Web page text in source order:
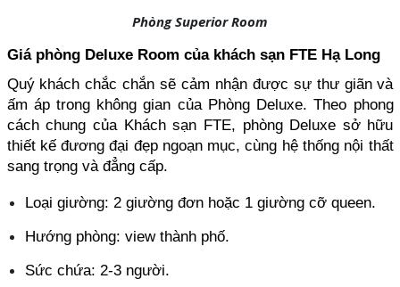
Phòng Superior Room
Giá phòng Deluxe Room của khách sạn FTE Hạ Long
Quý khách chắc chắn sẽ cảm nhận được sự thư giãn và
ấm áp trong không gian của Phòng Deluxe. Theo phong
cách chung của Khách sạn FTE, phòng Deluxe sở hữu
thiết kế đương đại đẹp ngoạn mục, cùng hệ thống nội thất
sang trọng và đẳng cấp.
Loại giường: 2 giường đơn hoặc 1 giường cỡ queen.
Hướng phòng: view thành phố.
Sức chứa: 2-3 người.